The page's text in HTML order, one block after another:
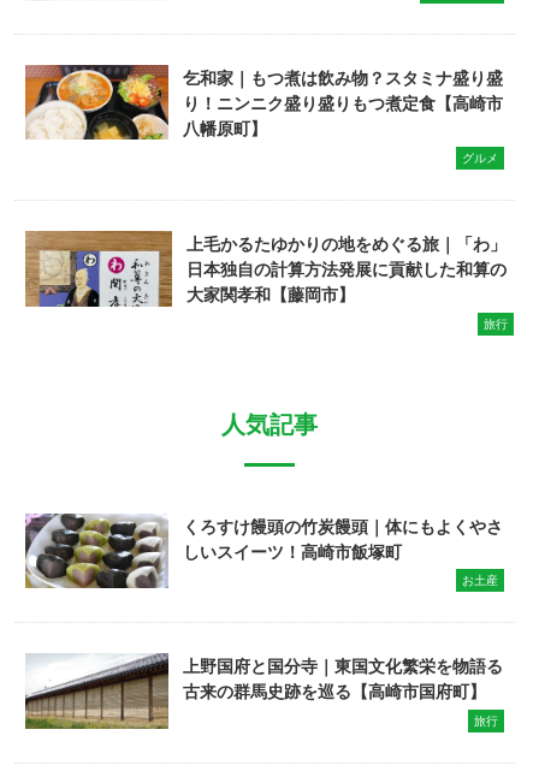
乞和家｜もつ煮は飲み物？スタミナ盛り盛
り！ニンニク盛り盛りもつ煮定食【高崎市
八幡原町】
グルメ
上毛かるたゆかりの地をめぐる旅｜「わ」
日本独自の計算方法発展に貢献した和算の
大家関孝和【藤岡市】
旅行
人気記事
くろすけ饅頭の竹炭饅頭｜体にもよくやさ
しいスイーツ！高崎市飯塚町
お土産
上野国府と国分寺｜東国文化繁栄を物語る
古来の群馬史跡を巡る【高崎市国府町】
旅行